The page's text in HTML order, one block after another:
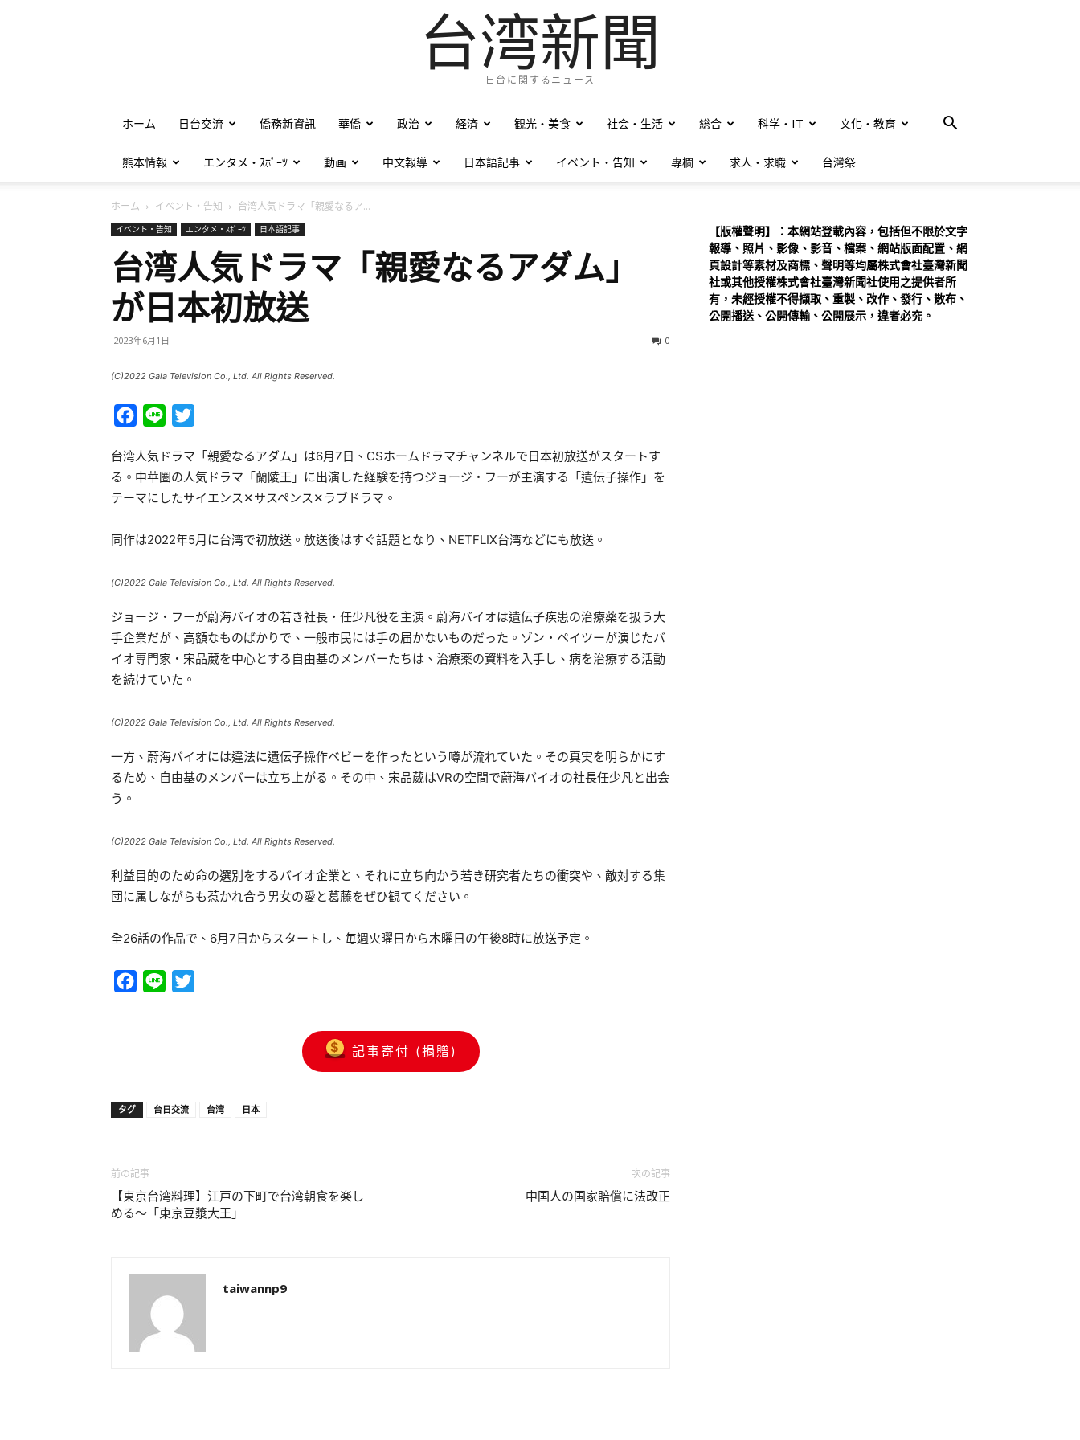
台湾新聞
日台に関するニュース
ホーム 日台交流 僑務新資訊 華僑 政治 経済 観光・美食 社会・生活 総合 科学・IT 文化・教育
熊本情報 エンタメ・ｽﾎﾟｰﾂ 動画 中文報導 日本語記事 イベント・告知 專欄 求人・求職 台灣祭
ホーム イベント・告知 台湾人気ドラマ「親愛なるア...
イベント・告知 エンタメ・ｽﾎﾟｰﾂ 日本語記事
台湾人気ドラマ「親愛なるアダム」
が日本初放送
2023年6月1日 0
(C)2022 Gala Television Co., Ltd. All Rights Reserved.
Facebook
Line
台湾人気ドラマ「親愛なるアダム」は6月7日、CSホームドラマチャンネルで日本初放送がスタートす
る。中華圏の人気ドラマ「蘭陵王」に出演した経験を持つジョージ・フーが主演する「遺伝子操作」を
テーマにしたサイエンス✕サスペンス✕ラブドラマ。
同作は2022年5月に台湾で初放送。放送後はすぐ話題となり、NETFLIX台湾などにも放送。
(C)2022 Gala Television Co., Ltd. All Rights Reserved.
ジョージ・フーが蔚海バイオの若き社長・任少凡役を主演。蔚海バイオは遺伝子疾患の治療薬を扱う大
手企業だが、高額なものばかりで、一般市民には手の届かないものだった。ゾン・ペイツーが演じたバ
イオ専門家・宋品葳を中心とする自由基のメンバーたちは、治療薬の資料を入手し、病を治療する活動
を続けていた。
(C)2022 Gala Television Co., Ltd. All Rights Reserved.
一方、蔚海バイオには違法に遺伝子操作ベビーを作ったという噂が流れていた。その真実を明らかにす
るため、自由基のメンバーは立ち上がる。その中、宋品葳はVRの空間で蔚海バイオの社長任少凡と出会
う。
(C)2022 Gala Television Co., Ltd. All Rights Reserved.
利益目的のため命の選別をするバイオ企業と、それに立ち向かう若き研究者たちの衝突や、敵対する集
団に属しながらも惹かれ合う男女の愛と葛藤をぜひ観てください。
全26話の作品で、6月7日からスタートし、毎週火曜日から木曜日の午後8時に放送予定。
Facebook
Line
記事寄付 (捐贈)
タグ 台日交流 台湾 日本
前の記事
【東京台湾料理】江戸の下町で台湾朝食を楽し
める～「東京豆漿大王」
次の記事
中国人の国家賠償に法改正
taiwannp9
【版權聲明】：本網站登載內容，包括但不限於文字
報導、照片、影像、影音、檔案、網站版面配置、網
頁設計等素材及商標、聲明等均屬株式會社臺灣新聞
社或其他授權株式會社臺灣新聞社使用之提供者所
有，未經授權不得擷取、重製、改作、發行、散布、
公開播送、公開傳輸、公開展示，違者必究。